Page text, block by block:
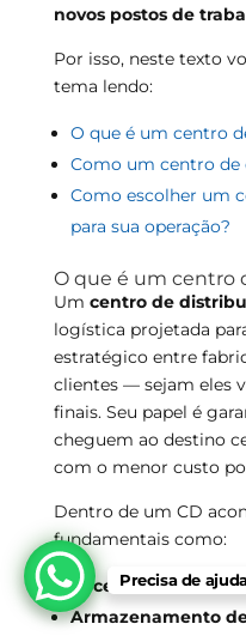
novos postos de
Por isso, neste texto
tema lendo:
O que é um centro
Como um centro de
Como escolher um
para sua operação?
O que é um centro
Um centro de
logística projetada
estratégico entre
clientes — sejam eles
finais. Seu papel é
cheguem ao destino
com o menor custo
Dentro de um CD
fundamentais como:
Recebimento e
Armazenamento
Precisa de